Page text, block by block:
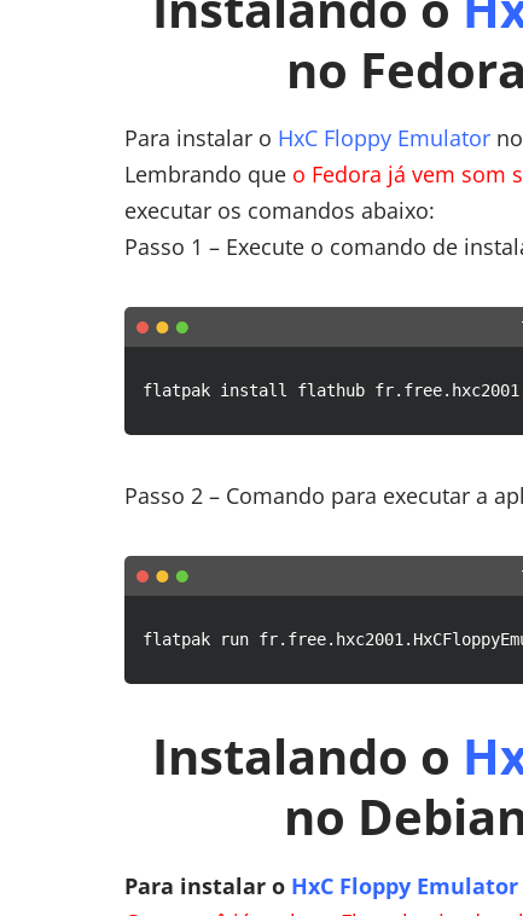
no
Para instalar o HxC Floppy Emulator
Lembrando que o Fedora já vem som
executar os comandos abaixo:
Passo 1 – Execute o comando de
flatpak install flathub
Passo 2 – Comando para executar a
flatpak run
Instalando o
no
Para instalar o HxC Floppy Emulator